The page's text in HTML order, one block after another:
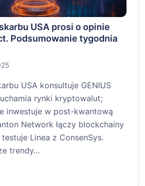
USA prosi o opinie
Podsumowanie tygodnia
USA konsultuje GENIUS
rynki kryptowalut;
inwestuje w post-kwantową
Network łączy blockchainy
testuje Linea z ConsenSys.
trendy…